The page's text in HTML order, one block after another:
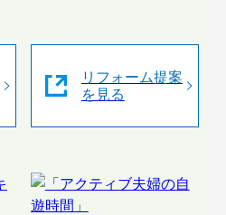
リフォーム提案
を見る